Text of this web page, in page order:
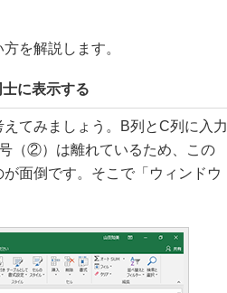
を解説します。
に表示する
てみましょう。B列とC列に入力
（②）は離れているため、この
面倒です。そこで「ウィンドウ